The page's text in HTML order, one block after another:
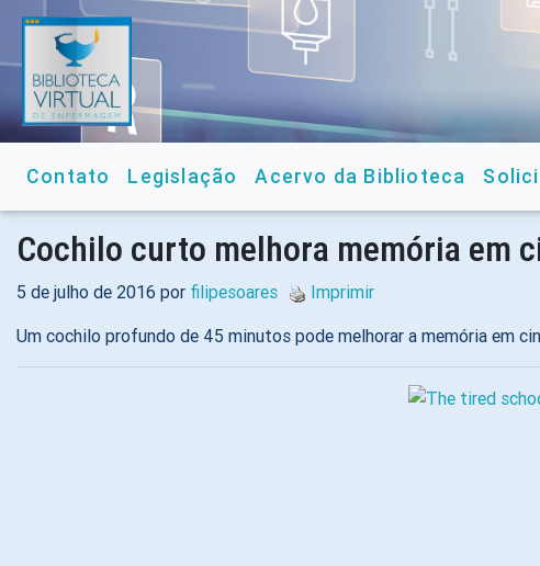
Contato Legislação Acervo da Biblioteca
Cochilo curto melhora memória em
5 de julho de 2016 por filipesoares
Imprimir
Um cochilo profundo de 45 minutos pode melhorar a memória em